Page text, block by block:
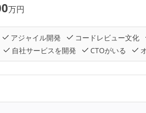
万円
アジャイル開発 コードレビュー文化
自社サービスを開発 CTOがいる